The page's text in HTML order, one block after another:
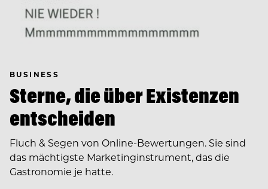
BUSINESS
Sterne, die über Existenzen
entscheiden
Fluch & Segen von Online-Bewertungen. Sie sind
das mächtigste Marketinginstrument, das die
Gastronomie je hatte.